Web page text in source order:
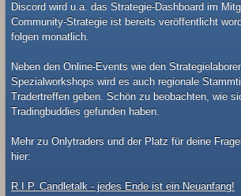
Discord wird u.a. das Strategie-Dashboard im
Community-Strategie ist bereits veröffentlicht
folgen monatlich.
Neben den Online-Events wie den
Spezialworkshops wird es auch regionale
Tradertreffen geben. Schön zu beobachten, wie
Tradingbuddies gefunden haben.
Mehr zu Onlytraders und der Platz für deine
hier:
R.I.P. Candletalk - jedes Ende ist ein Neuanfang!